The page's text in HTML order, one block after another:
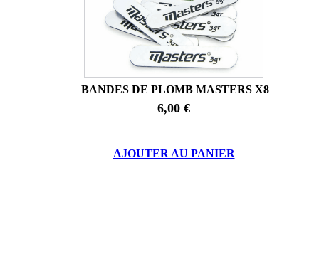
BANDES DE PLOMB MASTERS X8
6,00 €
AJOUTER AU PANIER